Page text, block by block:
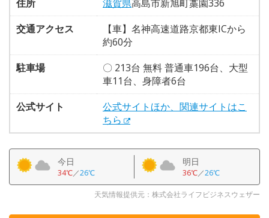
住所 滋賀県高島市新旭町藁園336
交通アクセス
【車】名神高速道路京都東ICから
約60分
駐車場
〇 213台 無料 普通車196台、大型
車11台、身障者6台
公式サイト
公式サイトほか、関連サイトはこ
ちら
今日
34℃／26℃
明日
36℃／26℃
天気情報提供元：株式会社ライフビジネスウェザー